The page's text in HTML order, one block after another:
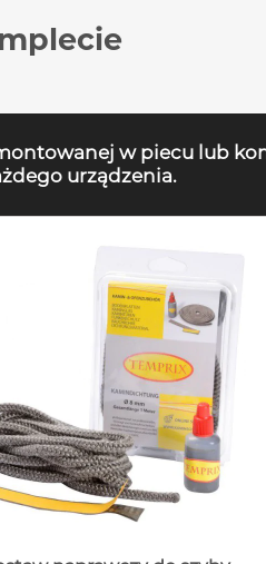
w piecu lub
urządzenia.